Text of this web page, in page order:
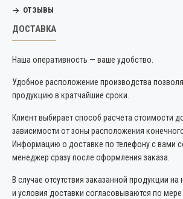
ОТЗЫВЫ
ДОСТАВКА
Наша оперативность — ваше удобство.
Удобное расположение производства
продукцию в кратчайшие сроки.
Клиент выбирает способ расчета стоимости
зависимости от зоны расположения
Информацию о доставке по телефону с вами
менеджер сразу после оформления заказа.
В случае отсутствия заказанной продукции
и условия доставки согласовываются по мере